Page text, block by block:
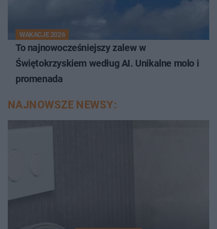
WAKACJE 2026
To najnowocześniejszy zalew w
Świętokrzyskiem według AI. Unikalne molo i
promenada
NAJNOWSZE NEWSY: